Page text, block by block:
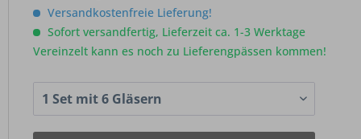
Versandkostenfreie Lieferung!
Sofort versandfertig, Lieferzeit ca. 1-3 Werktage
Vereinzelt kann es noch zu Lieferengpässen kommen!